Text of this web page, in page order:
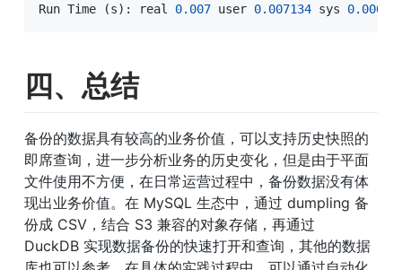
Run Time
(s) : real 0.007 user 0.007134 sys
四、总结
备份的数据具有较高的业务价值，可以支持历史快照的
即席查询，进一步分析业务的历史变化，但是由于平面
文件使用不方便，在日常运营过程中，备份数据没有体
现出业务价值。在 MySQL 生态中，通过 dumpling 备
份成 CSV，结合 S3 兼容的对象存储，再通过
DuckDB 实现数据备份的快速打开和查询，其他的数据